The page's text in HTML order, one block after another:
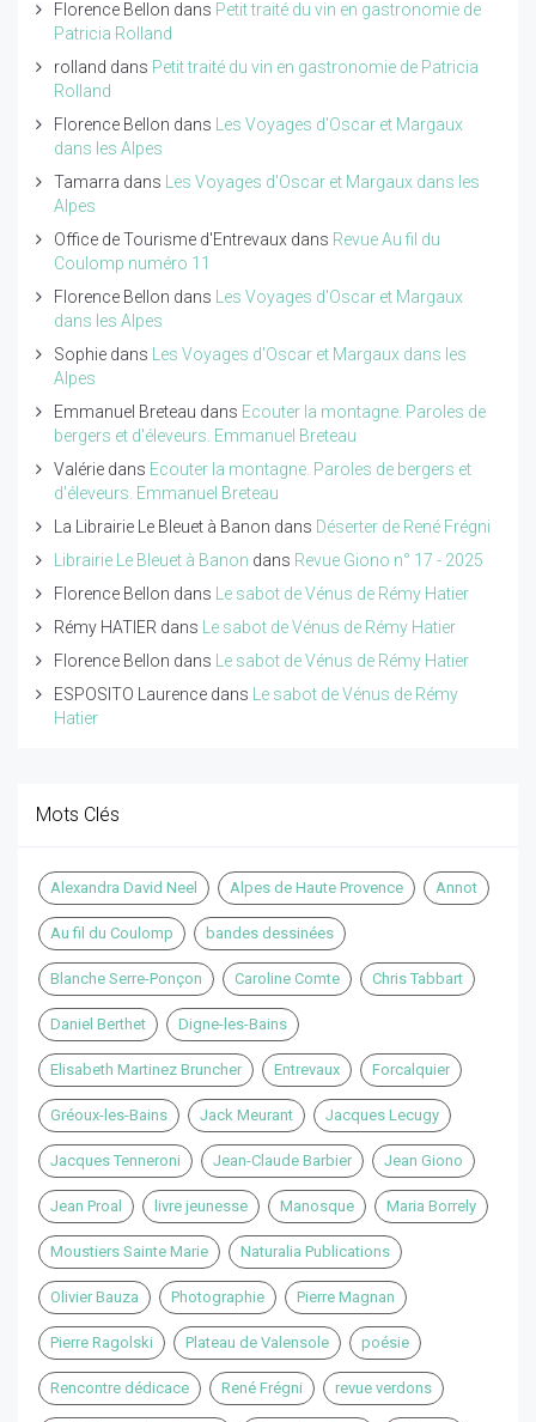
Florence Bellon dans Petit traité du vin en gastronomie de
Patricia Rolland
rolland dans Petit traité du vin en gastronomie de Patricia
Rolland
Florence Bellon dans
Les Voyages d'Oscar et Margaux
dans les Alpes
Tamarra dans
Les Voyages d'Oscar et Margaux dans les
Alpes
Office de Tourisme d'Entrevaux dans Revue Au fil du
Coulomp numéro 11
Florence Bellon dans
Les Voyages d'Oscar et Margaux
dans les Alpes
Sophie dans
Les Voyages d'Oscar et Margaux dans les
Alpes
Emmanuel Breteau dans Ecouter la montagne. Paroles de
bergers et d'éleveurs. Emmanuel Breteau
Valérie dans Ecouter la montagne. Paroles de bergers et
d'éleveurs. Emmanuel Breteau
La Librairie Le Bleuet à Banon dans Déserter de René Frégni
Librairie Le Bleuet à Banon dans Revue Giono n° 17 - 2025
Florence Bellon dans
Le sabot de Vénus de Rémy Hatier
Rémy HATIER dans
Le sabot de Vénus de Rémy Hatier
Florence Bellon dans
Le sabot de Vénus de Rémy Hatier
ESPOSITO Laurence dans
Le sabot de Vénus de Rémy
Hatier
Mots Clés
Alexandra David Neel Alpes de Haute Provence Annot
Au fil du Coulomp bandes dessinées
Blanche Serre-Ponçon Caroline Comte Chris Tabbart
Daniel Berthet Digne-les-Bains
Elisabeth Martinez Bruncher Entrevaux Forcalquier
Gréoux-les-Bains Jack Meurant Jacques Lecugy
Jacques Tenneroni Jean-Claude Barbier Jean Giono
Jean Proal livre jeunesse Manosque Maria Borrely
Moustiers Sainte Marie Naturalia Publications
Olivier Bauza Photographie Pierre Magnan
Pierre Ragolski Plateau de Valensole poésie
Rencontre dédicace René Frégni revue verdons